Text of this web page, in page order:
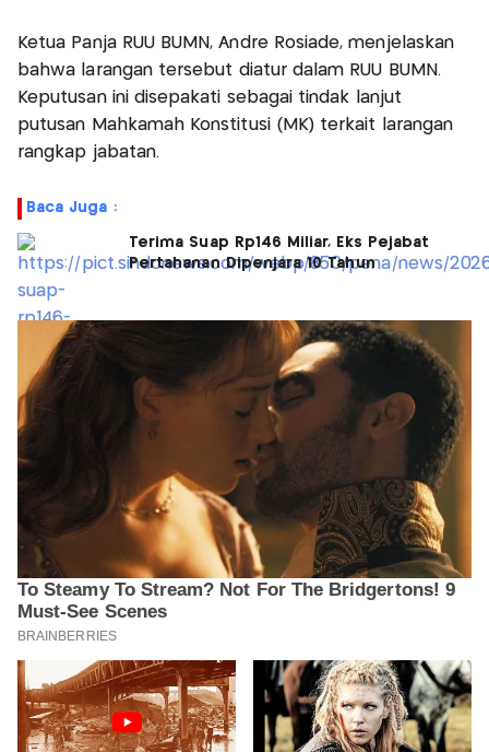
Ketua Panja RUU BUMN, Andre Rosiade, menjelaskan
bahwa larangan tersebut diatur dalam RUU BUMN.
Keputusan ini disepakati sebagai tindak lanjut
putusan Mahkamah Konstitusi (MK) terkait larangan
rangkap jabatan.
Baca Juga :
Terima Suap Rp146 Miliar, Eks Pejabat
Pertahanan Dipenjara 10 Tahun